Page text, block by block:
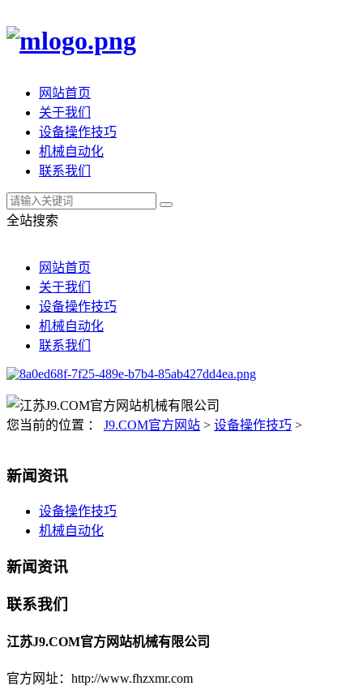
网站首页
关于我们
设备操作技巧
机械自动化
联系我们
全站搜索
网站首页
关于我们
设备操作技巧
机械自动化
联系我们
您当前的位置 ： J9.COM官方网站 > 设备操作技巧 >
新闻资讯
设备操作技巧
机械自动化
新闻资讯
联系我们
江苏J9.COM官方网站机械有限公司
官方网址：http://www.fhzxmr.com